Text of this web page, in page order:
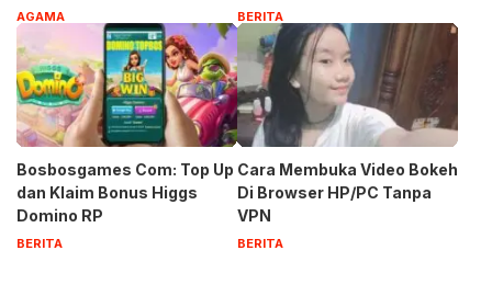
83
AGAMA BERITA
Bosbosgames Com: Top Up
dan Klaim Bonus Higgs
Domino RP
BERITA
Cara Membuka Video Bokeh
Di Browser HP/PC Tanpa
VPN
BERITA